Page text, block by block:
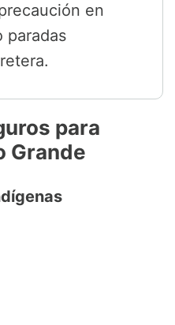
en
paradas
para
Grande